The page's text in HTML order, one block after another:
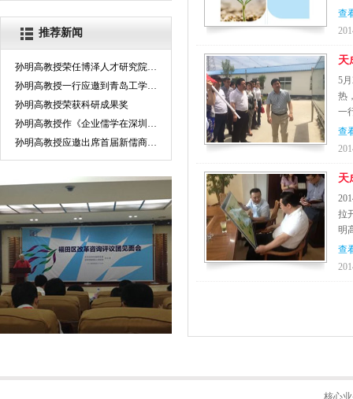
推荐新闻
孙明高教授荣任博泽人才研究院高级顾问
孙明高教授一行应邀到青岛工学院考察交流
孙明高教授荣获科研成果奖
孙明高教授作《企业儒学在深圳市乐天成控股集团的实践》主题报告
孙明高教授应邀出席首届新儒商实践论坛
查
天
5
热
一
查
天
拉
明
查
核心